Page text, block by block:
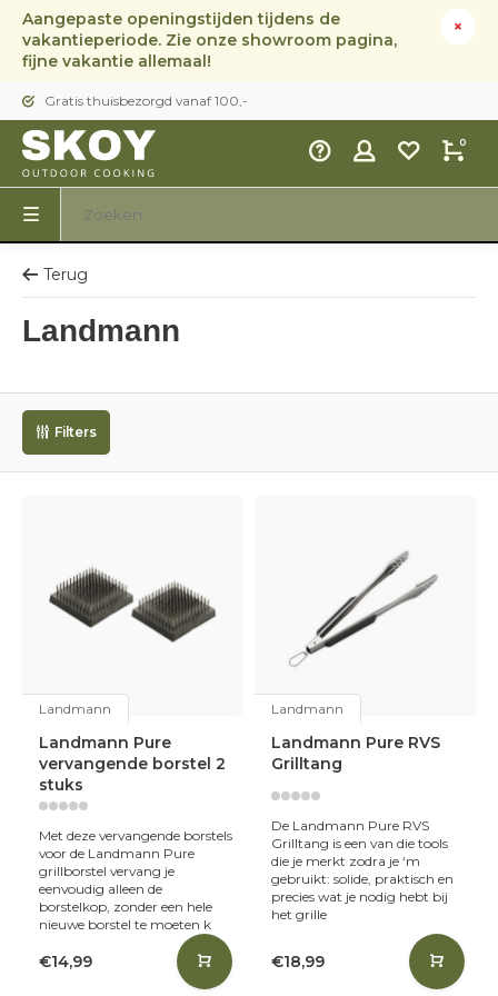
Aangepaste openingstijden tijdens de
vakantieperiode. Zie onze showroom pagina,
fijne vakantie allemaal!
Gratis thuisbezorgd vanaf 100,-
0
Terug
Landmann
Filters
Landmann
Landmann Pure
vervangende borstel 2
stuks
Met deze vervangende borstels
voor de Landmann Pure
grillborstel vervang je
eenvoudig alleen de
borstelkop, zonder een hele
nieuwe borstel te moeten k
€14,99
Landmann
Landmann Pure RVS
Grilltang
De Landmann Pure RVS
Grilltang is een van die tools
die je merkt zodra je ‘m
gebruikt: solide, praktisch en
precies wat je nodig hebt bij
het grille
€18,99